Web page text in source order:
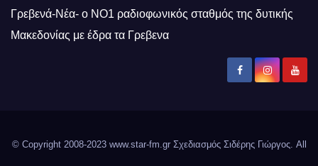
Γρεβενά-Νέα- ο ΝΟ1 ραδιοφωνικός σταθμός της δυτικής
Μακεδονίας με έδρα τα Γρεβενα
© Copyright 2008-2023 www.star-fm.gr Σχεδιασμός Σιδέρης Γιώργος. All